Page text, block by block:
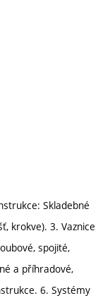
Skladebné
krokve). 3. Vaznice
spojité,
a příhradové,
6. Systémy